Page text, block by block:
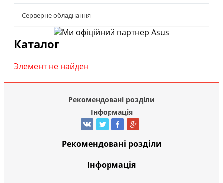
Серверне обладнання
Каталог
Элемент не найден
Рекомендовані розділи
Інформація
Рекомендовані розділи
Інформація